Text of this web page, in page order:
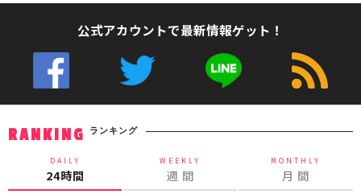
公式アカウントで最新情報ゲット！
RANKING ランキング
DAILY
24時間
WEEKLY
週 間
MONTHLY
月 間